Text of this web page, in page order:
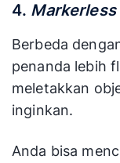
4. Markerless
Berbeda
penanda lebih
meletakkan
inginkan.
Anda bisa